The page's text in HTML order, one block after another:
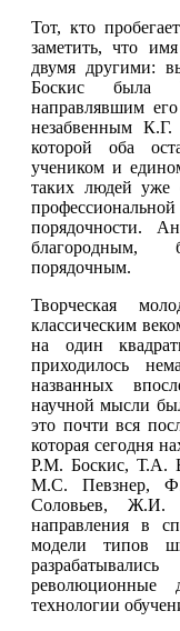
Тот, кто
заметить, что
двумя другими:
Боскис была
направлявшим
незабвенным
которой оба
учеником и
таких людей уже
порядочности.
благородным,
порядочным.
Творческая
классическим
на один
приходилось
названных
научной мысли
это почти вся
которая сегодня
Р.М. Боскис, Т.А.
М.С. Певзнер,
Соловьев,
направления в
модели типов
технологии